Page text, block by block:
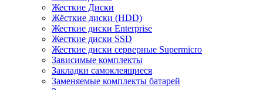
Жесткие Диски
Жёсткие диски (HDD)
Жесткие диски Enterprise
Жесткие диски SSD
Жесткие диски серверные Supermicro
Зависимые комплекты
Закладки самоклеящиеся
Заменяемые комплекты батарей